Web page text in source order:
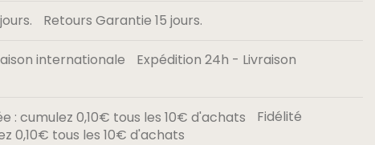
Retours Garantie 15 jours.
Expédition 24h - Livraison
Fidélité
0,10€ tous les 10€ d'achats